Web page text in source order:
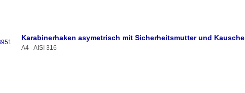
Karabinerhaken asymetrisch mit Sicherheitsmutter und Kausche
A4 - AISI 316